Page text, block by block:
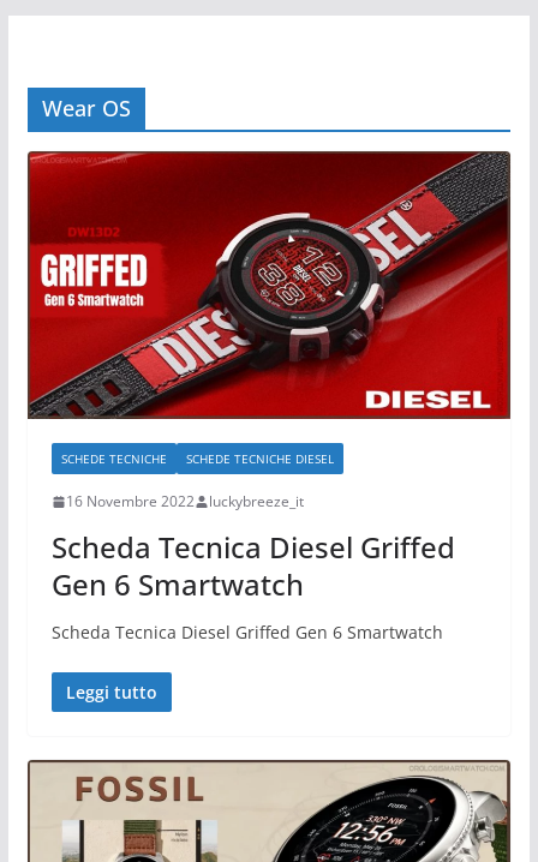
Wear OS
SCHEDE TECNICHE SCHEDE TECNICHE DIESEL
16 Novembre 2022 luckybreeze_it
Scheda Tecnica Diesel Griffed
Gen 6 Smartwatch
Scheda Tecnica Diesel Griffed Gen 6 Smartwatch
Leggi tutto